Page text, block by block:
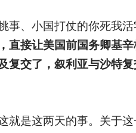
、小国打仗的你死我
直接让美国前国务卿基
复交了，叙利亚与沙特
就是这两天的事。关于